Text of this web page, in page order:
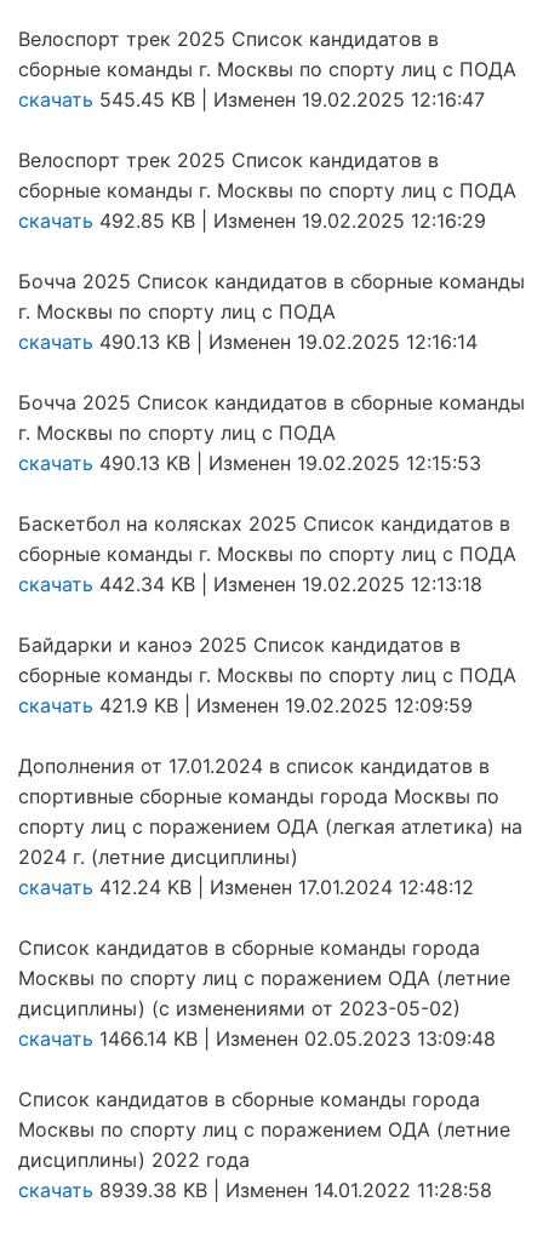
Велоспорт трек 2025 Список кандидатов в
сборные команды г. Москвы по спорту лиц с ПОДА
скачать 545.45 KB | Изменен 19.02.2025 12:16:47
Велоспорт трек 2025 Список кандидатов в
сборные команды г. Москвы по спорту лиц с ПОДА
скачать 492.85 KB | Изменен 19.02.2025 12:16:29
Бочча 2025 Список кандидатов в сборные команды
г. Москвы по спорту лиц с ПОДА
скачать 490.13 KB | Изменен 19.02.2025 12:16:14
Бочча 2025 Список кандидатов в сборные команды
г. Москвы по спорту лиц с ПОДА
скачать 490.13 KB | Изменен 19.02.2025 12:15:53
Баскетбол на колясках 2025 Список кандидатов в
сборные команды г. Москвы по спорту лиц с ПОДА
скачать 442.34 KB | Изменен 19.02.2025 12:13:18
Байдарки и каноэ 2025 Список кандидатов в
сборные команды г. Москвы по спорту лиц с ПОДА
скачать 421.9 KB | Изменен 19.02.2025 12:09:59
Дополнения от 17.01.2024 в список кандидатов в
спортивные сборные команды города Москвы по
спорту лиц с поражением ОДА (легкая атлетика) на
2024 г. (летние дисциплины)
скачать 412.24 KB | Изменен 17.01.2024 12:48:12
Список кандидатов в сборные команды города
Москвы по спорту лиц с поражением ОДА (летние
дисциплины) (с изменениями от 2023-05-02)
скачать 1466.14 KB | Изменен 02.05.2023 13:09:48
Список кандидатов в сборные команды города
Москвы по спорту лиц с поражением ОДА (летние
дисциплины) 2022 года
скачать 8939.38 KB | Изменен 14.01.2022 11:28:58